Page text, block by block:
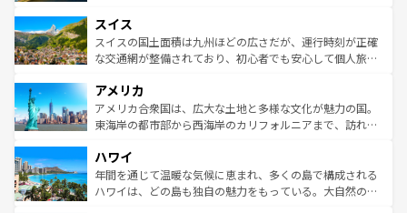
れる地方に足を運ぶとそれぞれで全く異なる文化を体験で
きるだろう。 なお、新着のフランス情報はコンテンツ一覧
を参照してほしい。
は、お酒好きな人にはぜひ体験してほしい。 なお、新着の
ドイツ情報はコンテンツ一覧を参照してほしい。
リアごとに異なる魅力がある。また、優雅なアフタヌーン
ティー、ビール好きにはたまらない英国パブ、サッカー観
戦など、本場だからこそできる体験も豊富。イギリスを旅
ンツ一覧を参照してほしい。
スイス
スイスの国土面積は九州ほどの広さだが、運行時刻が正確
な交通網が整備されており、初心者でも安心して個人旅行
の建物がそのまま残る町や、スイスならではのユニークな
博物館もあり、アルプス観光だけでなく町歩きも満喫する
ことができる。国民の所得が高いため物価も高いが、旅行
ば市内交通費無料で観光を楽しむこともできる。 なお、新
着のスイス情報はコンテンツ一覧 を参照してほしい。
アメリカ
アメリカ合衆国は、広大な土地と多様な文化が魅力の国。
東海岸の都市部から西海岸のカリフォルニアまで、訪れる
のような巨大都市は、観光、ショッピング、エンターテイ
ンメントが詰まった刺激的なスポットだ。一方、アメリカ
西部には大自然が広がり、グランドキャニオンやイエロー
ハワイ
年間を通じて温暖な気候に恵まれ、多くの島で構成される
ハワイは、どの島も独自の魅力をもっている。大自然の神